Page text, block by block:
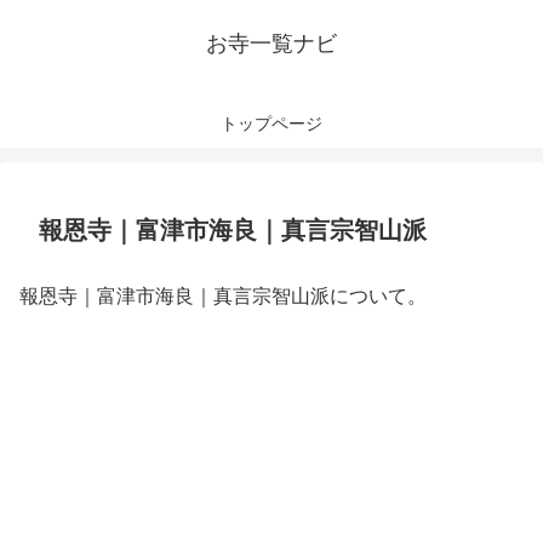
お寺一覧ナビ
トップページ
報恩寺｜富津市海良｜真言宗智山派
報恩寺｜富津市海良｜真言宗智山派について。